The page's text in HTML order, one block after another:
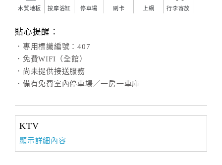
服
房
Q&A
木質地板 按摩浴缸 停車場 刷卡 上網 行李寄放
貼心提醒：
．專用標識編號：407
．免費WIFI（全館）
．尚未提供接送服務
．備有免費室內停車場／一房一車庫
KTV
顯示詳細內容